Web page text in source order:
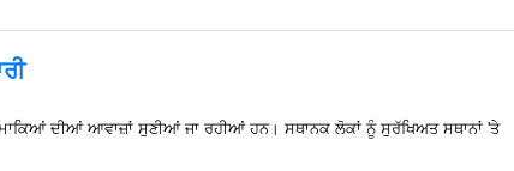
ਦੀਆਂ ਆਵਾਜ਼ਾਂ ਸੁਣੀਆਂ ਜਾ ਰਹੀਆਂ ਹਨ। ਸਥਾਨਕ ਲੋਕਾਂ ਨੂੰ ਸੁਰੱਖਿਅਤ ਸਥਾਨਾਂ 'ਤੇ